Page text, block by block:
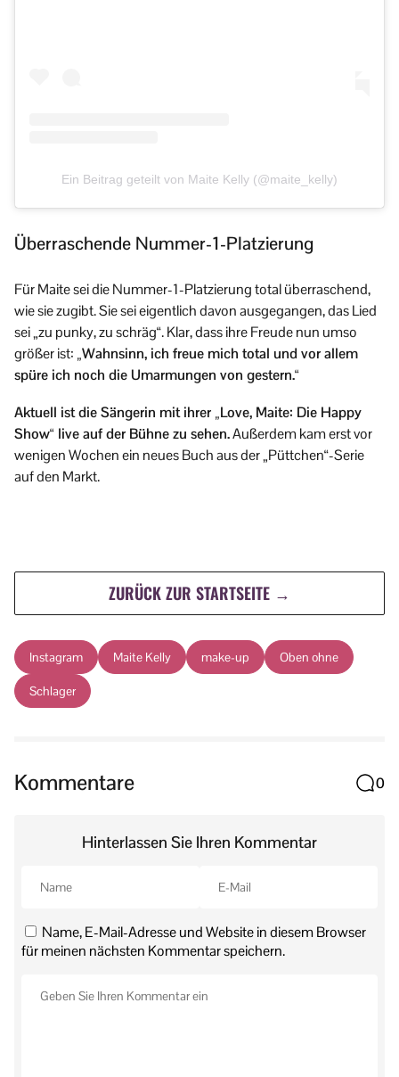
Ein Beitrag geteilt von Maite Kelly (@maite_kelly)
Überraschende Nummer-1-Platzierung
Für Maite sei die Nummer-1-Platzierung total überraschend,
wie sie zugibt. Sie sei eigentlich davon ausgegangen, das Lied
sei „zu punky, zu schräg“. Klar, dass ihre Freude nun umso
größer ist: „Wahnsinn, ich freue mich total und vor allem
spüre ich noch die Umarmungen von gestern.“
Aktuell ist die Sängerin mit ihrer „Love, Maite: Die Happy
Show“ live auf der Bühne zu sehen.Außerdem kam erst vor
wenigen Wochen ein neues Buch aus der „Püttchen“-Serie
auf den Markt.
ZURÜCK ZUR STARTSEITE →
Instagram Maite Kelly make-up Oben ohne
Schlager
Kommentare 0
Hinterlassen Sie Ihren Kommentar
Name, E-Mail-Adresse und Website in diesem Browser
für meinen nächsten Kommentar speichern.